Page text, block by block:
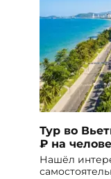
Тур во
₽ на
Нашёл